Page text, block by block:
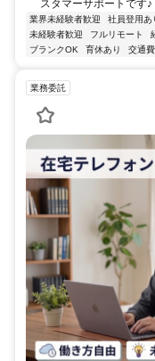
スタマーサポート
業界未経験者歓迎 社員登用あ
未経験者歓迎
フルリモート
ブランクOK
育休あり 交通
業務委託